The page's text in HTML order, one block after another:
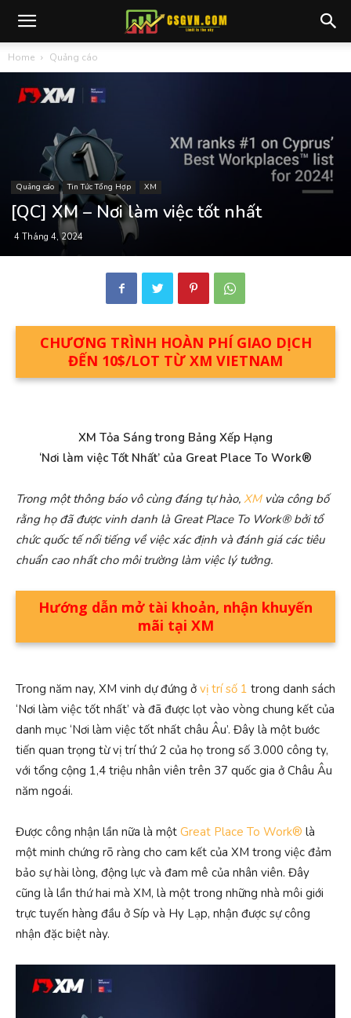
Home Quảng cáo
Quảng cáo Tin Tức Tổng Hợp XM
[QC] XM – Nơi làm việc tốt nhất
4 Tháng 4, 2024
CHƯƠNG TRÌNH HOÀN PHÍ GIAO DỊCH
ĐẾN 10$/LOT TỪ XM VIETNAM
XM Tỏa Sáng trong Bảng Xếp Hạng
‘Nơi làm việc Tốt Nhất’ của Great Place To Work®
Trong một thông báo vô cùng đáng tự hào, XMvừa công bố
rằng họ đã được vinh danh là Great Place To Work® bởi tổ
chức quốc tế nổi tiếng về việc xác định và đánh giá các tiêu
chuẩn cao nhất cho môi trường làm việc lý tưởng.
Hướng dẫn mở tài khoản, nhận khuyến
mãi tại XM
Trong năm nay, XM vinh dự đứng ở vị trí số 1 trong danh sách
‘Nơi làm việc tốt nhất’ và đã được lọt vào vòng chung kết của
danh mục ‘Nơi làm việc tốt nhất châu Âu’. Đây là một bước
tiến quan trọng từ vị trí thứ 2 của họ trong số 3.000 công ty,
với tổng cộng 1,4 triệu nhân viên trên 37 quốc gia ở Châu Âu
năm ngoái.
Được công nhận lần nữa là một Great Place To Work® là
một minh chứng rõ ràng cho cam kết của XM trong việc đảm
bảo sự hài lòng, động lực và đam mê của nhân viên. Đây
cũng là lần thứ hai mà XM, là một trong những nhà môi giới
trực tuyến hàng đầu ở Síp và Hy Lạp, nhận được sự công
nhận đặc biệt này.